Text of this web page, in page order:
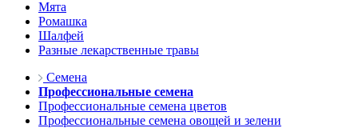
Мята
Ромашка
Шалфей
Разные лекарственные травы
Семена
Профессиональные семена
Профессиональные семена цветов
Профессиональные семена овощей и зелени